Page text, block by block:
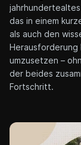
das in einem
als auch den
Herausforderung
umzusetzen –
der beides
Fortschritt.